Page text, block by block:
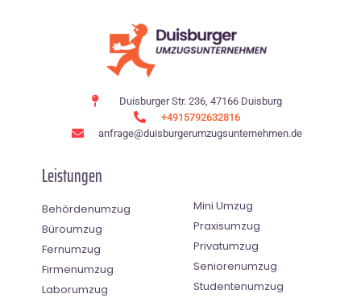
Duisburger Str. 236, 47166 Duisburg
+4915792632816
anfrage@duisburgerumzugsunternehmen.de
Leistungen
Behördenumzug
Büroumzug
Fernumzug
Firmenumzug
Laborumzug
Mini Umzug
Praxisumzug
Privatumzug
Seniorenumzug
Studentenumzug